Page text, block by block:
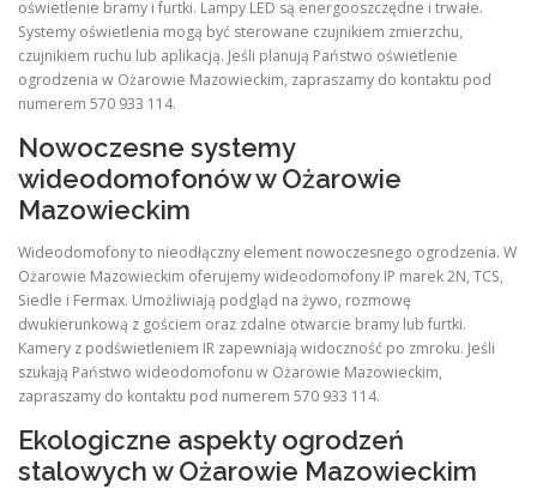
oświetlenie bramy i furtki. Lampy LED są energooszczędne i trwałe.
Systemy oświetlenia mogą być sterowane czujnikiem zmierzchu,
czujnikiem ruchu lub aplikacją. Jeśli planują Państwo oświetlenie
ogrodzenia w Ożarowie Mazowieckim, zapraszamy do kontaktu pod
numerem 570 933 114.
Nowoczesne systemy
wideodomofonów w Ożarowie
Mazowieckim
Wideodomofony to nieodłączny element nowoczesnego ogrodzenia. W
Ożarowie Mazowieckim oferujemy wideodomofony IP marek 2N, TCS,
Siedle i Fermax. Umożliwiają podgląd na żywo, rozmowę
dwukierunkową z gościem oraz zdalne otwarcie bramy lub furtki.
Kamery z podświetleniem IR zapewniają widoczność po zmroku. Jeśli
szukają Państwo wideodomofonu w Ożarowie Mazowieckim,
zapraszamy do kontaktu pod numerem 570 933 114.
Ekologiczne aspekty ogrodzeń
stalowych w Ożarowie Mazowieckim